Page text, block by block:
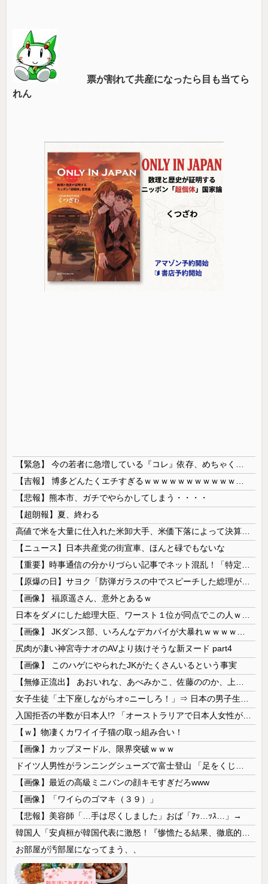
票が割れて共産になったら目も当てら
れん
【悲報】熊本市、ガチでやらかしてしまう・・・・
【超朗報】夏、終わる
【ニュース】日本共産党の街宣車、ほんと碌でもないな
【画像】 福原遥さん、意外とあるｗ
尻肉が凄い神宮寺ナオのAVより抜けそうな新ヌード part4
【画像】 このハゲにやられたJKがたくさんいるという事実
【ｗ】物凄くカワイイ子猫の取っ組み合い！
【画像】カップヌードル、限界突破ｗｗｗ
【画像】最近の高級ミニバンの顔キモすぎだろwww
【画像】「ワイらのゴマキ（３９）」
【悲報】美容師「…手は尽くしました」おば「ｱｯ…ｯｽ…」→
お部屋が汚部屋になってまう、、